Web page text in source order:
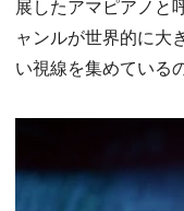
展したアマピアノと
ャンルが世界的に大
い視線を集めている